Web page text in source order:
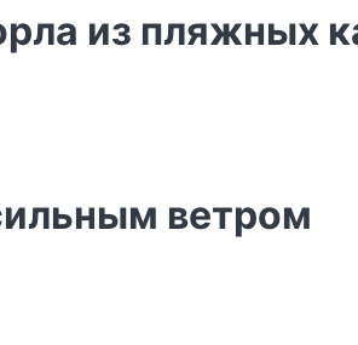
из пляжных
ветром